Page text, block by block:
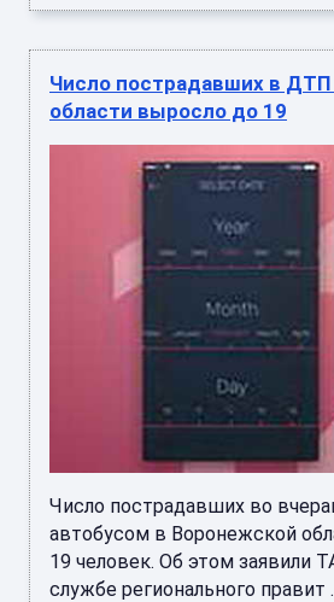
Число пострадавших в
области выросло до 19
Число пострадавших во
автобусом в Воронежской
19 человек. Об этом заявили
службе регионального правит